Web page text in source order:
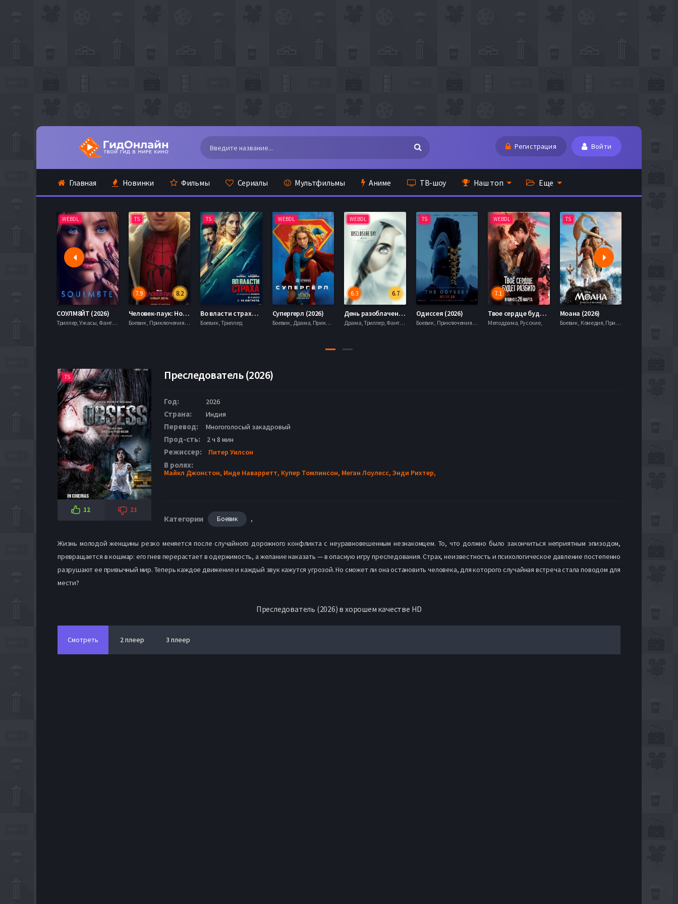
Регистрация Войти
Главная Новинки Фильмы Сериалы Мультфильмы Аниме ТВ-шоу Наш топ Еще
WEBDL
СОУЛМ8ЙТ (2026)
Триллер, Ужасы, Фантастика,
TS
8.2
7.9
Человек-паук: Новый день (2026)
Боевик , Приключения, Фантастика, Фэнтези,
TS
Во власти страха (2026)
Боевик , Триллер,
WEBDL
Супергерл (2026)
Боевик , Драма, Приключения, Фантастика,
WEBDL
6.7
6.3
День разоблачения (2026)
Драма, Триллер, Фантастика,
TS
Одиссея (2026)
Боевик , Приключения, Фэнтези,
WEBDL
7.1
Твое сердце будет разбито (2026)
Мелодрама, Русские,
TS
Моана (2026)
Боевик , Комедия, Приключения, Семейный, Фэнтези,
TS
12 21
Преследователь (2026)
Год: 2026
Страна: Индия
Перевод: Многоголосый закадровый
Прод-сть: 2 ч 8 мин
Режиссер: Питер Уилсон
В ролях:
Майкл Джонстон, Инде Наварретт, Купер Томлинсон, Меган Лоулесс, Энди Рихтер,
Категории Боевик ,
Жизнь молодой женщины резко меняется после случайного дорожного конфликта с неуравновешенным незнакомцем. То, что должно было закончиться неприятным эпизодом,
превращается в кошмар: его гнев перерастает в одержимость, а желание наказать — в опасную игру преследования. Страх, неизвестность и психологическое давление постепенно
разрушают ее привычный мир. Теперь каждое движение и каждый звук кажутся угрозой. Но сможет ли она остановить человека, для которого случайная встреча стала поводом для
мести?
Преследователь (2026) в хорошем качестве HD
Смотреть 2 плеер 3 плеер